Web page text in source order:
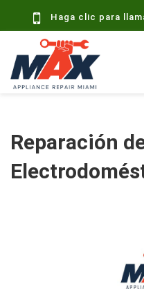
Haga clic para
Reparación